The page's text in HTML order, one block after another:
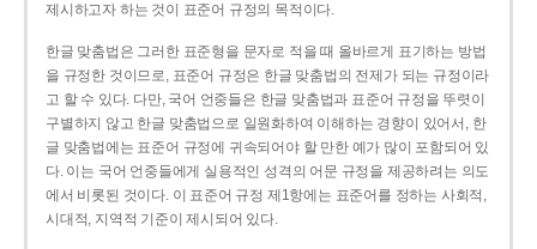
제시하고자 하는 것이 표준어 규정의 목적이다.
한글 맞춤법은 그러한 표준형을 문자로 적을 때 올바르게 표기하는 방법
을 규정한 것이므로, 표준어 규정은 한글 맞춤법의 전제가 되는 규정이라
고 할 수 있다. 다만, 국어 언중들은 한글 맞춤법과 표준어 규정을 뚜렷이
구별하지 않고 한글 맞춤법으로 일원화하여 이해하는 경향이 있어서, 한
글 맞춤법에는 표준어 규정에 귀속되어야 할 만한 예가 많이 포함되어 있
다. 이는 국어 언중들에게 실용적인 성격의 어문 규정을 제공하려는 의도
에서 비롯된 것이다. 이 표준어 규정 제1항에는 표준어를 정하는 사회적,
시대적, 지역적 기준이 제시되어 있다.